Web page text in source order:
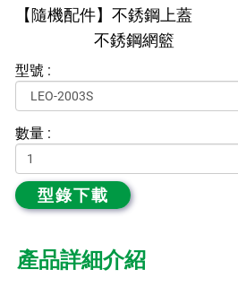
【隨機配件】不銹鋼上蓋
不銹鋼網籃
型號 :
數量 :
型錄下載
產品詳細介紹